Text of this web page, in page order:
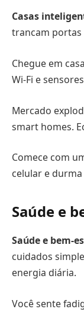
Casas
trancam portas
Chegue em
Wi-Fi e
Mercado
smart homes.
Comece com
celular e
Saúde e
Saúde e bem-
cuidados
energia diária.
Você sente